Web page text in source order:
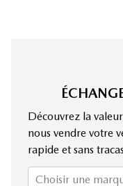
Découvrez la
nous vendre votre
rapide et sans
Choisir une